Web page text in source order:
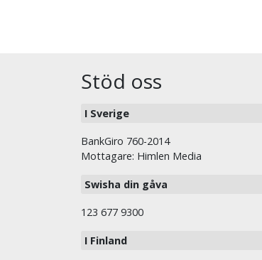
Stöd oss
I Sverige
BankGiro 760-2014
Mottagare: Himlen Media
Swisha din gåva
123 677 9300
I Finland